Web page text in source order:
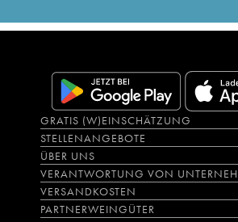
GRATIS (W)EINSCHÄTZUNG
STELLENANGEBOTE
ÜBER UNS
VERANTWORTUNG VON
VERSANDKOSTEN
PARTNERWEINGÜTER